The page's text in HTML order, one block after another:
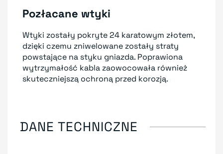
Pozłacane wtyki
Wtyki zostały pokryte 24 karatowym złotem,
dzięki czemu zniwelowane zostały straty
powstające na styku gniazda. Poprawiona
wytrzymałość kabla zaowocowała również
skuteczniejszą ochroną przed korozją.
DANE TECHNICZNE